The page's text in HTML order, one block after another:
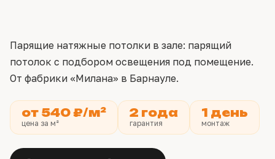
Парящие натяжные потолки в зале: парящий
потолок с подбором освещения под помещение.
От фабрики «Милана» в Барнауле.
от 540 ₽/м²
цена за м²
2 года
гарантия
1 день
монтаж